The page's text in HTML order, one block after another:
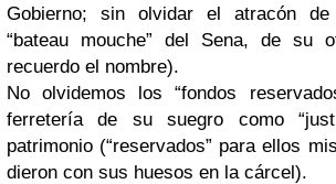
Gobierno; sin olvidar el atracón
“bateau mouche” del Sena, de su
recuerdo el nombre).
No olvidemos los “fondos
ferretería de su suegro como
patrimonio (“reservados” para ellos
dieron con sus huesos en la cárcel).